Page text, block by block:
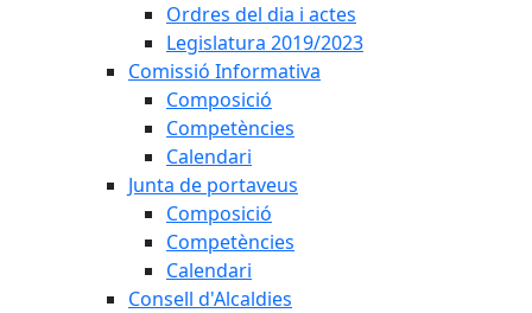
Ordres del dia i actes
Legislatura 2019/2023
Comissió Informativa
Composició
Competències
Calendari
Junta de portaveus
Composició
Competències
Calendari
Consell d'Alcaldies